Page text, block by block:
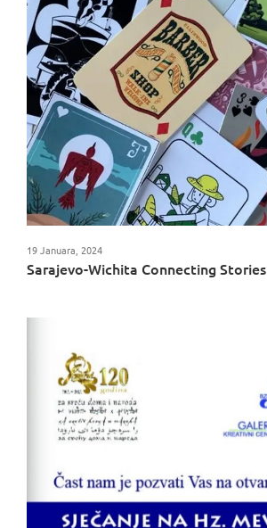
Sarajevo-Wichita Connecting Stories
19 Januara, 2024